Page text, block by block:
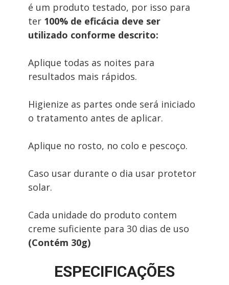
é um produto testado, por isso para
ter 100% de eficácia deve ser
utilizado conforme descrito:
Aplique todas as noites para
resultados mais rápidos.
Higienize as partes onde será iniciado
o tratamento antes de aplicar.
Aplique no rosto, no colo e pescoço.
Caso usar durante o dia usar protetor
solar.
Cada unidade do produto contem
(Contém 30g)
ESPECIFICAÇÕES